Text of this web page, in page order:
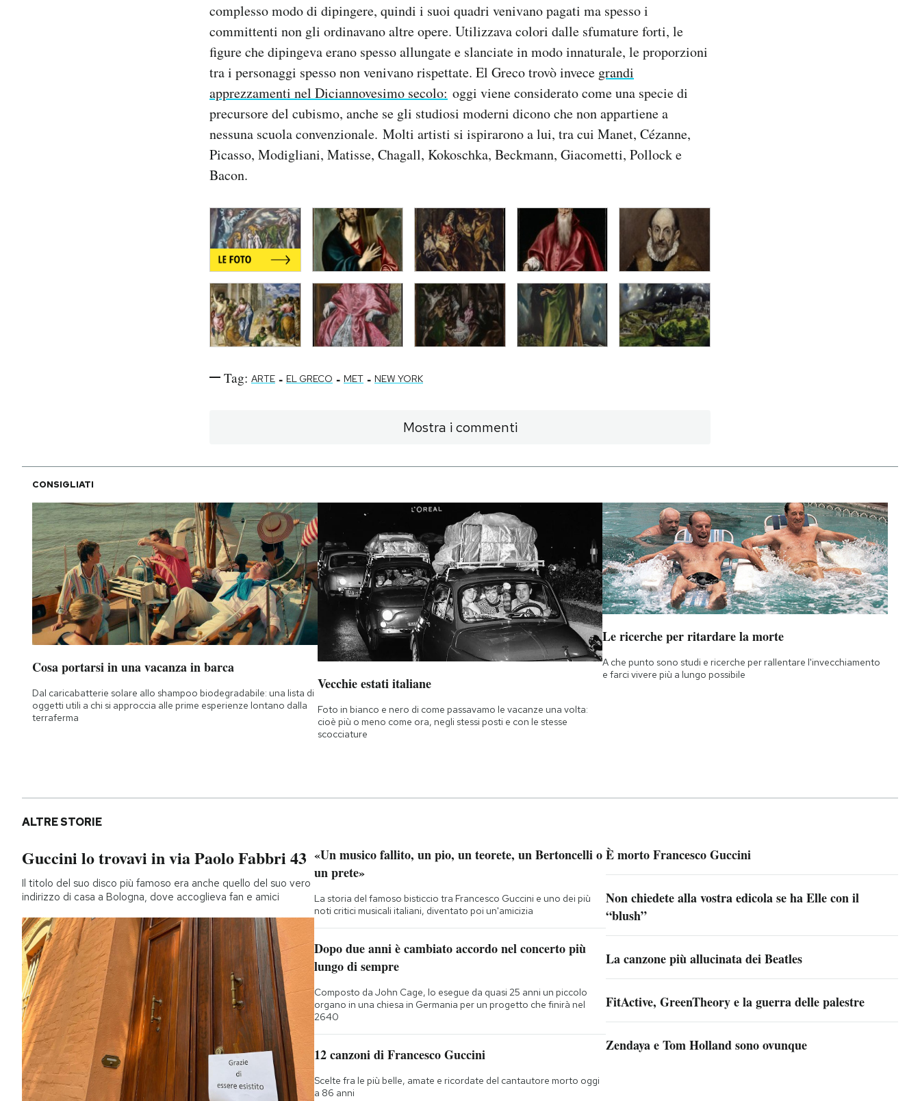
complesso modo di dipingere, quindi i suoi quadri venivano pagati ma spesso i
committenti non gli ordinavano altre opere. Utilizzava colori dalle sfumature forti, le
figure che dipingeva erano spesso allungate e slanciate in modo innaturale, le proporzioni
tra i personaggi spesso non venivano rispettate. El Greco trovò invece grandi
apprezzamenti nel Diciannovesimo secolo: oggi viene considerato come una specie di
precursore del cubismo, anche se gli studiosi moderni dicono che non appartiene a
nessuna scuola convenzionale. Molti artisti si ispirarono a lui, tra cui Manet, Cézanne,
Picasso, Modigliani, Matisse, Chagall, Kokoschka, Beckmann, Giacometti, Pollock e
Bacon.
Tag: ARTE - EL GRECO - MET - NEW YORK
Mostra i commenti
CONSIGLIATI
Cosa portarsi in una vacanza in barca
Dal caricabatterie solare allo shampoo biodegradabile: una lista di
oggetti utili a chi si approccia alle prime esperienze lontano dalla
terraferma
Vecchie estati italiane
Foto in bianco e nero di come passavamo le vacanze una volta:
cioè più o meno come ora, negli stessi posti e con le stesse
scocciature
Le ricerche per ritardare la morte
A che punto sono studi e ricerche per rallentare l'invecchiamento
e farci vivere più a lungo possibile
ALTRE STORIE
Guccini lo trovavi in via Paolo Fabbri 43
Il titolo del suo disco più famoso era anche quello del suo vero
indirizzo di casa a Bologna, dove accoglieva fan e amici
«Un musico fallito, un pio, un teorete, un Bertoncelli o
un prete»
La storia del famoso bisticcio tra Francesco Guccini e uno dei più
noti critici musicali italiani, diventato poi un'amicizia
Dopo due anni è cambiato accordo nel concerto più
lungo di sempre
Composto da John Cage, lo esegue da quasi 25 anni un piccolo
organo in una chiesa in Germania per un progetto che finirà nel
2640
12 canzoni di Francesco Guccini
Scelte fra le più belle, amate e ricordate del cantautore morto oggi
a 86 anni
È morto Francesco Guccini
Non chiedete alla vostra edicola se ha Elle con il
“blush”
La canzone più allucinata dei Beatles
FitActive, GreenTheory e la guerra delle palestre
Zendaya e Tom Holland sono ovunque